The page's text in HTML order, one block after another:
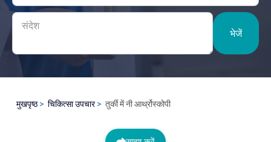
भेजें
मुखपृष्ठ चिकित्सा उपचार तुर्की में नी आर्थ्रोस्कोपी